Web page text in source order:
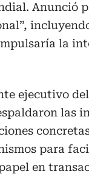
Anunció
la
ejecutivo
las
para
en